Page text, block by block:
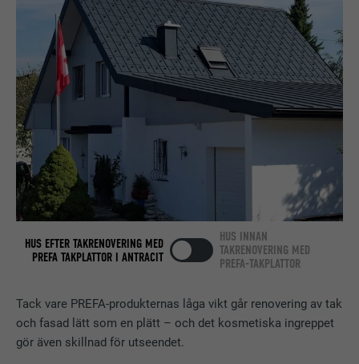
Tack vare PREFA-produkternas låga vikt går renovering av tak
och fasad lätt som en plätt – och det kosmetiska ingreppet
gör även skillnad för utseendet.
HUS EFTER TAKRENOVERING MED
PREFA TAKPLATTOR I ANTRACIT
HUS INNAN
TAKRENOVERING MED
PREFA-TAKPLATTOR
ÄNDAMÅL
kontrollera om webbläsaren tillåter
att kakor installeras. Innehåller inga
identifieringsdetaljer.
LEVERANTÖRER LinkedIn
PROCEDUR Session
ÄNDAMÅL
Ställs in av LinkedIn när en webbsida
innehåller ett inbäddat "Följ oss"-
EFTERNAMN bcookie
LEVERANTÖRER LinkedIn
PROCEDUR 2 år
ÄNDAMÅL
nätverkstjänsten LinkedIn för att
spåra användningen av inbäddade
tjänster.